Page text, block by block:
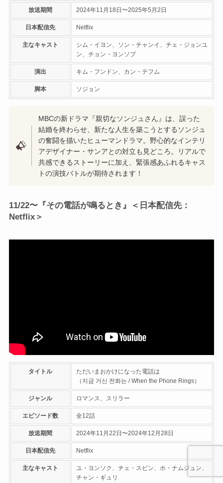
放送期間 2024年11月18日〜2025年5月2日
日本配信先 Netflix
主なキャスト
シム・イヨン、ソン・チャンイ、チェ・ジョンユ
ン、チョン・ヨンソプ
演出 キム・フンドン、カン・テフム
脚本 ソジョン
MBCの新ドラマ『親切なソンジュさん』は、誤った
結婚を終わらせ、新たな人生を築こうとするソンジュ
の奮闘を描いたヒューマンドラマ。野心的なインテリ
アデザイナー・サンアとの対立も見どころ。リアルで
共感できるストーリーに加え、緊張感あふれるキャス
トの演技バトルが期待されます！
11/22〜『その電話が鳴るとき』＜日本配信先：
Netflix＞
タイトル
ただいまおかけになった電話は
（지금 거신 전화는 / When the Phone Rings）
ジャンル ロマンス、スリラー
エピソード数 全12話
放送期間 2024年11月22日〜2024年12月28日
日本配信先 Netflix
主なキャスト
ユ・ヨンソク、チェ・スビン、ホ・ナムジュン、
チャン・ギュリ